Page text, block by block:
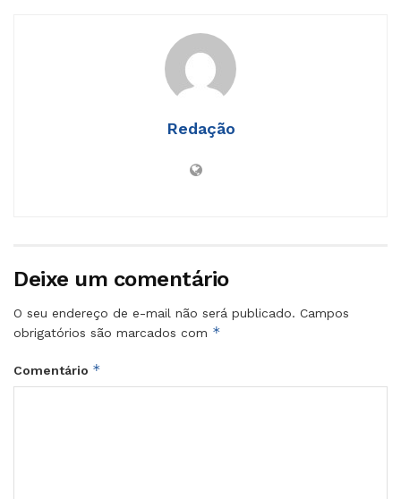
Redação
Deixe um comentário
O seu endereço de e-mail não será publicado. Campos
obrigatórios são marcados com *
Comentário *